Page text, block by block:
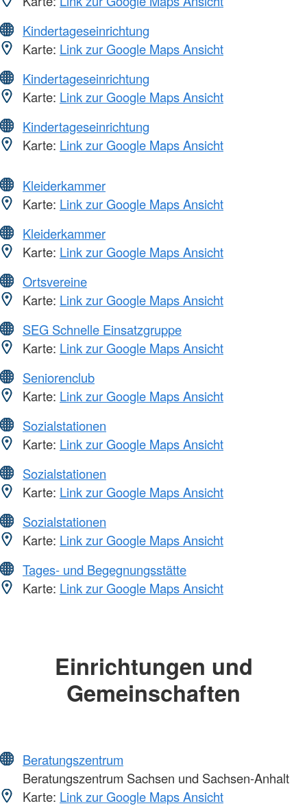
Kindertageseinrichtung
Karte: Link zur Google Maps Ansicht
Kindertageseinrichtung
Karte: Link zur Google Maps Ansicht
Kindertageseinrichtung
Karte: Link zur Google Maps Ansicht
Kleiderkammer
Karte: Link zur Google Maps Ansicht
Kleiderkammer
Karte: Link zur Google Maps Ansicht
Ortsvereine
Karte: Link zur Google Maps Ansicht
SEG Schnelle Einsatzgruppe
Karte: Link zur Google Maps Ansicht
Seniorenclub
Karte: Link zur Google Maps Ansicht
Sozialstationen
Karte: Link zur Google Maps Ansicht
Sozialstationen
Karte: Link zur Google Maps Ansicht
Sozialstationen
Karte: Link zur Google Maps Ansicht
Tages- und Begegnungsstätte
Karte: Link zur Google Maps Ansicht
Einrichtungen und
Gemeinschaften
Beratungszentrum
Beratungszentrum Sachsen und Sachsen-Anhalt
Karte: Link zur Google Maps Ansicht